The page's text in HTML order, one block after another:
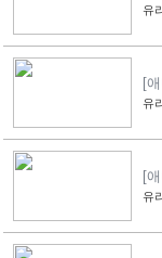
작
유
[
소
유
[
가
유